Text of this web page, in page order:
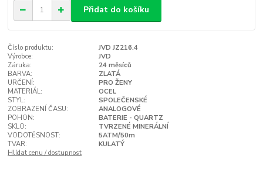
Přidat do košíku
Číslo produktu:
JVD JZ216.4
Výrobce:
JVD
Záruka:
24 měsíců
BARVA:
ZLATÁ
URČENÍ:
PRO ŽENY
MATERIÁL:
OCEL
STYL:
SPOLEČENSKÉ
ZOBRAZENÍ ČASU:
ANALOGOVÉ
POHON:
BATERIE - QUARTZ
SKLO:
TVRZENÉ MINERÁLNÍ
VODOTĚSNOST:
5ATM/50m
TVAR:
KULATÝ
Hlídat cenu / dostupnost